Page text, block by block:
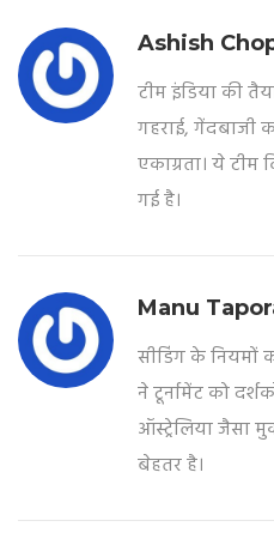
Ashish
टीम इंडिया की
गहराई, गेंदबाजी
एकाग्रता। ये
गई है।
Manu
सीडिंग के नियमों
ने टूर्नामेंट को
ऑस्ट्रेलिया जैसा
बेहतर है।